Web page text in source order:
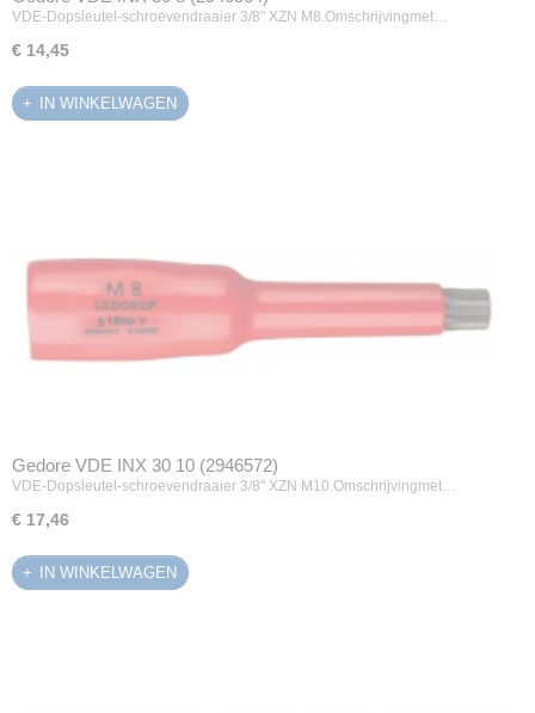
VDE-Dopsleutel-schroevendraaier 3/8" XZN M8.Omschrijvingmet…
€ 14,45
IN WINKELWAGEN
Gedore VDE INX 30 10 (2946572)
VDE-Dopsleutel-schroevendraaier 3/8" XZN M10.Omschrijvingmet…
€ 17,46
IN WINKELWAGEN